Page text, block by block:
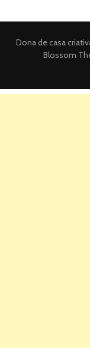
Dona de casa
Blossom